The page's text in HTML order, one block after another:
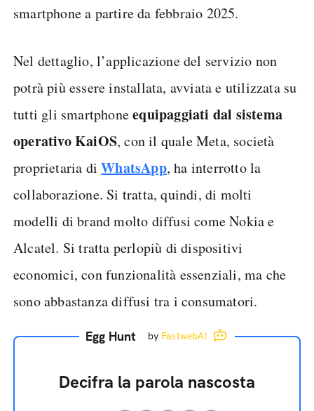
smartphone a partire da febbraio 2025.
Nel dettaglio, l’applicazione del servizio non
potrà più essere installata, avviata e utilizzata su
tutti gli smartphoneequipaggiati dal sistema
operativo KaiOS, con il quale Meta, società
proprietaria diWhatsApp, ha interrotto la
collaborazione. Si tratta, quindi, di molti
modelli di brand molto diffusi come Nokia e
Alcatel. Si tratta perlopiù di dispositivi
economici, con funzionalità essenziali, ma che
sono abbastanza diffusi tra i consumatori.
Egg Hunt by FastwebAI
Decifra la parola nascosta